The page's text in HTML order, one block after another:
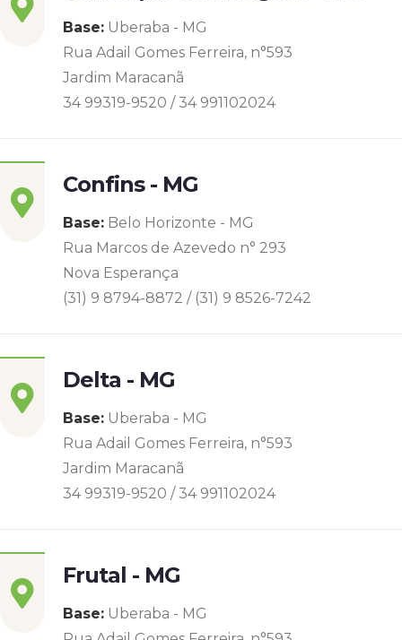
Base: Uberaba - MG
Rua Adail Gomes Ferreira, n°593
Jardim Maracanã
34 99319-9520 / 34 991102024
Confins - MG
Base: Belo Horizonte - MG
Rua Marcos de Azevedo n° 293
Nova Esperança
(31) 9 8794-8872 / (31) 9 8526-7242
Delta - MG
Base: Uberaba - MG
Rua Adail Gomes Ferreira, n°593
Jardim Maracanã
34 99319-9520 / 34 991102024
Frutal - MG
Base: Uberaba - MG